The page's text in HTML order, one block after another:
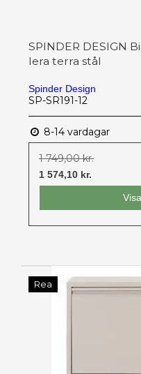
SPINDER DESIGN
lera terra stål
Spinder Design
SP-SR191-12
8-14 vardagar
1 749,00 kr.
1 574,10 kr.
Rea